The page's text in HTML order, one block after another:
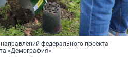
федерального проекта
«Демография»